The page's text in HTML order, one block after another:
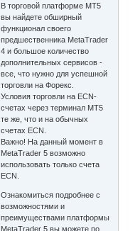
В торговой платформе МТ5
вы найдете обширный
функционал своего
предшественника MetaTrader
4 и большое количество
дополнительных сервисов -
все, что нужно для успешной
торговли на Форекс.
Условия торговли на ECN-
счетах через терминал MT5
те же, что и на обычных
счетах ECN.
Важно! На данный момент в
MetaTrader 5 возможно
использовать только счета
ECN.
Ознакомиться подробнее с
возможностями и
преимуществами платформы
MetaTrader 5 вы можете по